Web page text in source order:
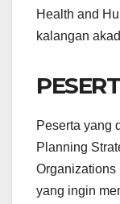
Health and
kalangan
Peserta yang
Planning
Organizations
yang ingin